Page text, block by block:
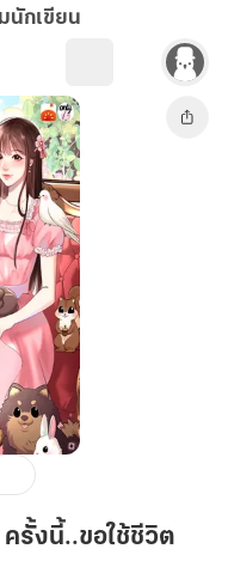
นักเขียน
รั้งนี้..ขอใช้ชีวิต